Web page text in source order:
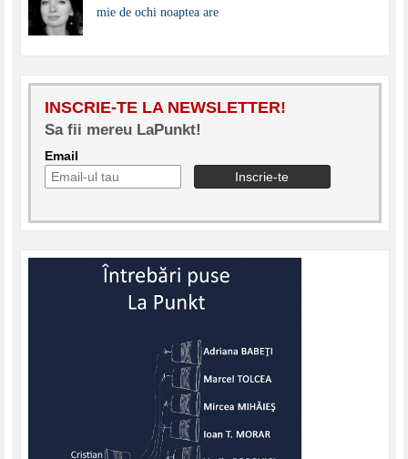
mie de ochi noaptea are
INSCRIE-TE LA NEWSLETTER!
Sa fii mereu LaPunkt!
Email